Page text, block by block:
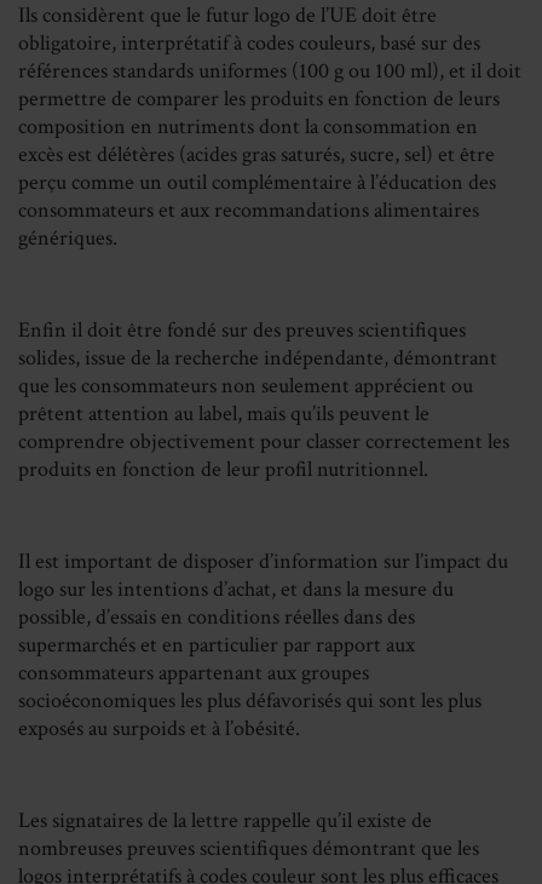
Ils considèrent que le futur logo de l’UE doit être
obligatoire, interprétatif à codes couleurs, basé sur des
références standards uniformes (100 g ou 100 ml), et il doit
permettre de comparer les produits en fonction de leurs
composition en nutriments dont la consommation en
excès est délétères (acides gras saturés, sucre, sel) et être
perçu comme un outil complémentaire à l’éducation des
consommateurs et aux recommandations alimentaires
génériques.
Enfin il doit être fondé sur des preuves scientifiques
solides, issue de la recherche indépendante, démontrant
que les consommateurs non seulement apprécient ou
prêtent attention au label, mais qu’ils peuvent le
comprendre objectivement pour classer correctement les
produits en fonction de leur profil nutritionnel.
Il est important de disposer d’information sur l’impact du
logo sur les intentions d’achat, et dans la mesure du
possible, d’essais en conditions réelles dans des
supermarchés et en particulier par rapport aux
consommateurs appartenant aux groupes
socioéconomiques les plus défavorisés qui sont les plus
exposés au surpoids et à l’obésité.
Les signataires de la lettre rappelle qu’il existe de
nombreuses preuves scientifiques démontrant que les
logos interprétatifs à codes couleur sont les plus efficaces